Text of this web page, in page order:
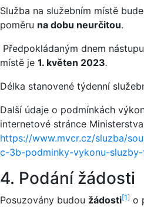
Služba na služebním místě
poměru na dobu neurčitou.
Předpokládaným dnem
místě je 1. květen 2023.
Délka stanovené týdenní
Další údaje o podmínkách
internetové stránce
https://www.mvcr.cz/sluzba/
c-3b-podminky-vykonu-
4. Podání žádosti
Posuzovány budou žádosti[1] o